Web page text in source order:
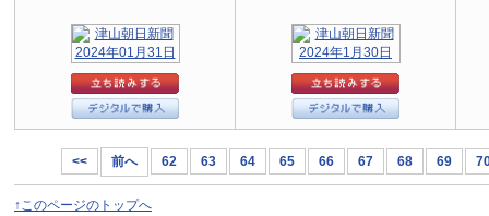
<< 前へ 62 63 64 65 66 67 68 69
↑このページのトップへ